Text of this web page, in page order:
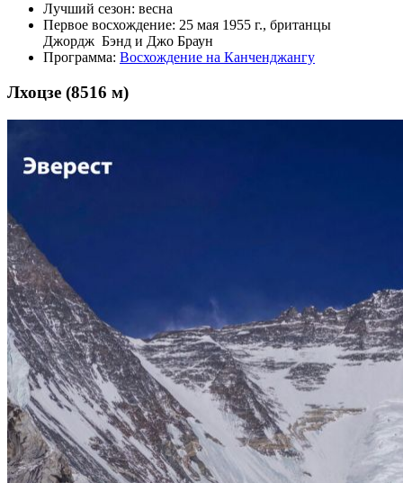
Лучший сезон: весна
Первое восхождение: 25 мая 1955 г., британцы
Джордж Бэнд и Джо Браун
Программа: Восхождение на Канченджангу
Лхоцзе (8516 м)